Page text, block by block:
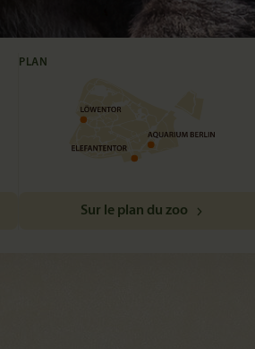
PLAN
Sur le plan du zoo